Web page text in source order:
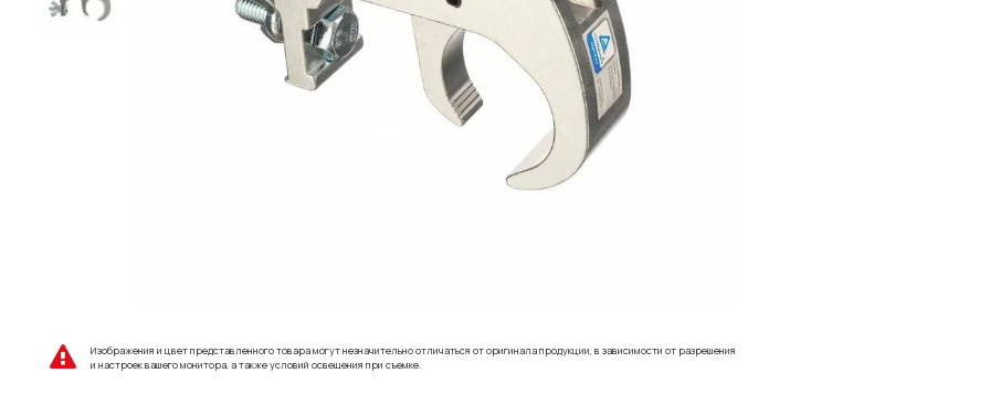
Изображения и цвет представленного товара могут незначительно отличаться от оригинала продукции, в зависимости от разрешения
и настроек вашего монитора, а также условий освещения при съемке.